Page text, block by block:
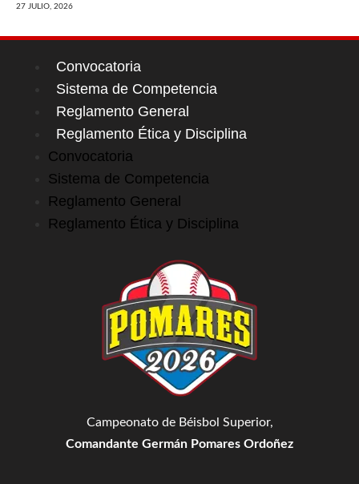
27 JULIO, 2026
Convocatoria
Sistema de Competencia
Reglamento General
Reglamento Ética y Disciplina
Convocatoria
Sistema de Competencia
Reglamento General
Reglamento Ética y Disciplina
Campeonato de Béisbol Superior,
Comandante Germán Pomares Ordoñez